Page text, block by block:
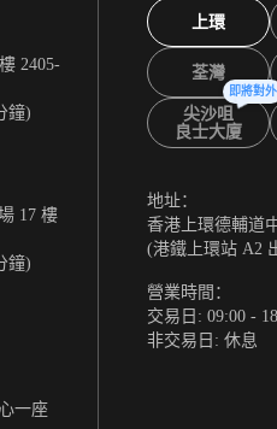
2405-
鐘)
17 樓
鐘)
一座
上環
荃灣
尖沙咀
良士大廈
即將對外
地址：
香港上環德輔道
(港鐵上環站 A2
營業時間：
交易日: 09:00 -
非交易日: 休息